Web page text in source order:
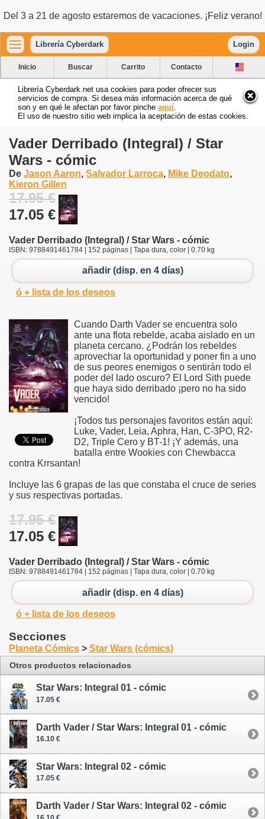
Del 3 a 21 de agosto estaremos de vacaciones. ¡Feliz verano!
Librería Cyberdark Login
Inicio Buscar Carrito Contacto
Librería Cyberdark.net usa cookies para poder ofrecer sus
servicios de compra. Si desea más información acerca de qué
son y en qué le afectan por favor pinche aquí
El uso de nuestro sitio web implica la aceptación de estas cookies.
Vader Derribado (Integral) / Star
Wars - cómic
De Jason Aaron, Salvador Larroca, Mike Deodato,
Kieron Gillen
17.95 €
17.05 €
Vader Derribado (Integral) / Star Wars - cómic
ISBN: 9788491461784 | 152 páginas | Tapa dura, color | 0.70 kg
añadir (disp. en 4 días)
ó + lista de los deseos
Cuando Darth Vader se encuentra solo
ante una flota rebelde, acaba aislado en un
planeta cercano. ¿Podrán los rebeldes
aprovechar la oportunidad y poner fin a uno
de sus peores enemigos o sentirán todo el
poder del lado oscuro? El Lord Sith puede
que haya sido derribado ¡pero no ha sido
vencido!
¡Todos tus personajes favoritos están aquí:
Luke, Vader, Leia, Aphra, Han, C-3PO, R2-
D2, Triple Cero y BT-1! ¡Y además, una
batalla entre Wookies con Chewbacca
contra Krrsantan!
Incluye las 6 grapas de las que constaba el cruce de series
y sus respectivas portadas.
17.95 €
17.05 €
Vader Derribado (Integral) / Star Wars - cómic
ISBN: 9788491461784 | 152 páginas | Tapa dura, color | 0.70 kg
añadir (disp. en 4 días)
ó + lista de los deseos
Secciones
Planeta Cómics > Star Wars (cómics)
Otros productos relacionados
Star Wars: Integral 01 - cómic
17.05 €
Darth Vader / Star Wars: Integral 01 - cómic
16.10 €
Star Wars: Integral 02 - cómic
17.05 €
Darth Vader / Star Wars: Integral 02 - cómic